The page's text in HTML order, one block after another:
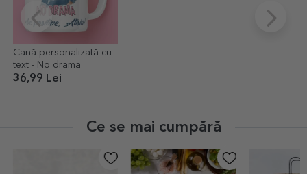
Cană personalizată cu
text - No drama
36,99 Lei
Ce se mai cumpără